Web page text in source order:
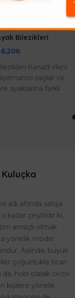
Bilezikleri
6,20₺
Kanatlı ırkını
sağlar ve
ayaklarına farklı
Kuluçka
adı altında satışa
kadar çeşitlidir ki,
amaçlı olmak
yönelik model
Aslında, büyük
çoğunlukla ticari
da, hobi olarak civciv
kişilere yönelik